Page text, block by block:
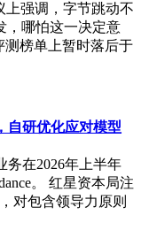
上强调，字节跳动不
，哪怕这一决定意
测榜单上暂时落后于
自研优化应对模型
在2026年上半年
。 红星资本局注
对包含领导力原则